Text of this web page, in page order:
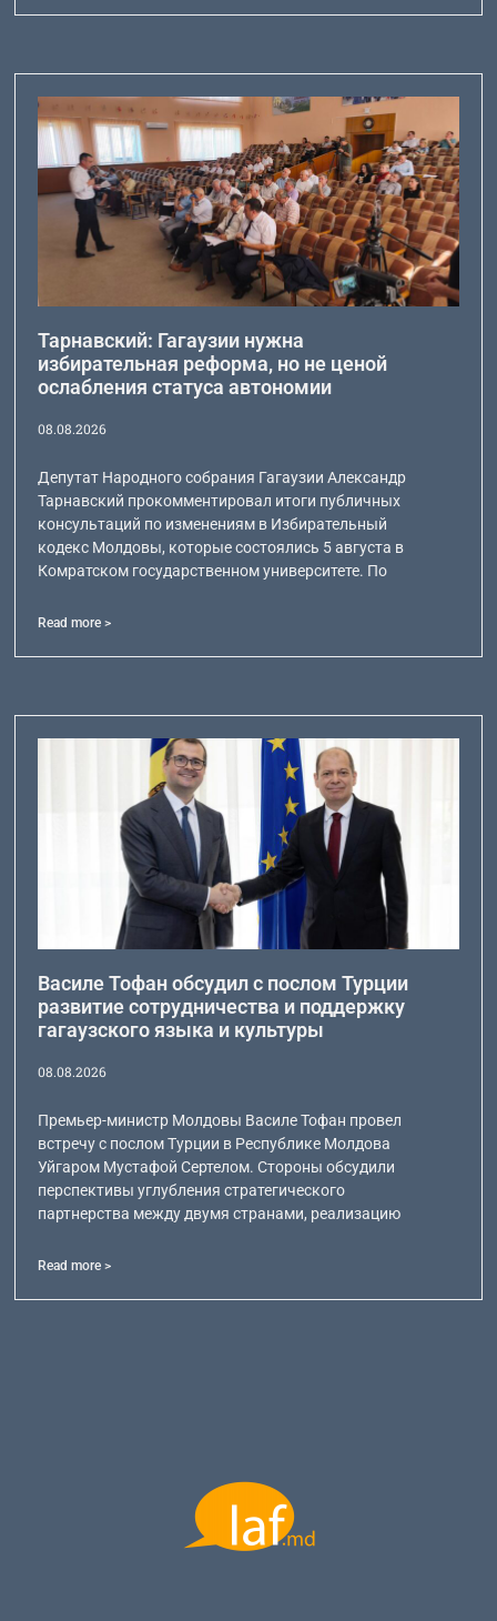
Тарнавский: Гагаузии нужна
избирательная реформа, но не ценой
ослабления статуса автономии
08.08.2026
Депутат Народного собрания Гагаузии Александр
Тарнавский прокомментировал итоги публичных
консультаций по изменениям в Избирательный
кодекс Молдовы, которые состоялись 5 августа в
Комратском государственном университете. По
Read more >
Василе Тофан обсудил с послом Турции
развитие сотрудничества и поддержку
гагаузского языка и культуры
08.08.2026
Премьер-министр Молдовы Василе Тофан провел
встречу с послом Турции в Республике Молдова
Уйгаром Мустафой Сертелом. Стороны обсудили
перспективы углубления стратегического
партнерства между двумя странами, реализацию
Read more >